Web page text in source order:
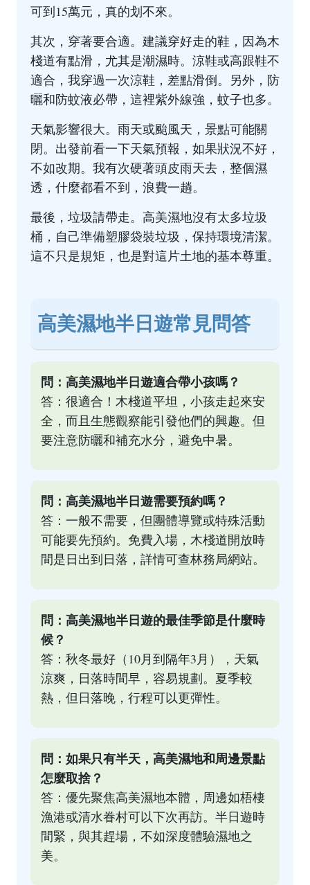
可到15萬元，真的划不來。
其次，穿著要合適。建議穿好走的鞋，因為木
棧道有點滑，尤其是潮濕時。涼鞋或高跟鞋不
適合，我穿過一次涼鞋，差點滑倒。另外，防
曬和防蚊液必帶，這裡紫外線強，蚊子也多。
天氣影響很大。雨天或颱風天，景點可能關
閉。出發前看一下天氣預報，如果狀況不好，
不如改期。我有次硬著頭皮雨天去，整個濕
透，什麼都看不到，浪費一趟。
最後，垃圾請帶走。高美濕地沒有太多垃圾
桶，自己準備塑膠袋裝垃圾，保持環境清潔。
這不只是規矩，也是對這片土地的基本尊重。
高美濕地半日遊常見問答
問：高美濕地半日遊適合帶小孩嗎？
答：很適合！木棧道平坦，小孩走起來安
全，而且生態觀察能引發他們的興趣。但
要注意防曬和補充水分，避免中暑。
問：高美濕地半日遊需要預約嗎？
答：一般不需要，但團體導覽或特殊活動
可能要先預約。免費入場，木棧道開放時
間是日出到日落，詳情可查林務局網站。
問：高美濕地半日遊的最佳季節是什麼時
候？
答：秋冬最好（10月到隔年3月），天氣
涼爽，日落時間早，容易規劃。夏季較
熱，但日落晚，行程可以更彈性。
問：如果只有半天，高美濕地和周邊景點
怎麼取捨？
答：優先聚焦高美濕地本體，周邊如梧棲
漁港或清水眷村可以下次再訪。半日遊時
間緊，與其趕場，不如深度體驗濕地之
美。